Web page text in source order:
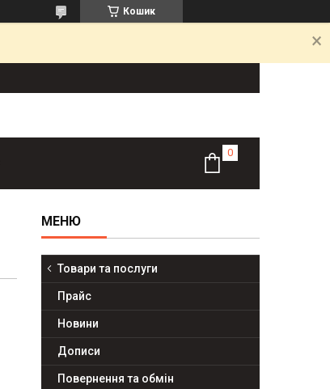
Кошик
Товари та послуги
Прайс
Новини
Дописи
Повернення та обмін